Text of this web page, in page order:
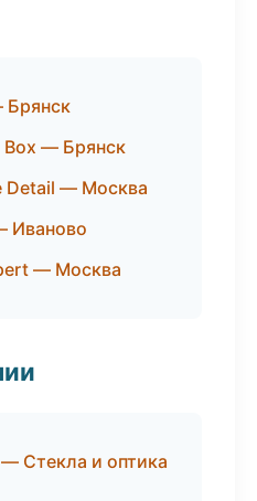
Box — Брянск
Detail — Москва
Иваново
— Москва
Стекла и оптика